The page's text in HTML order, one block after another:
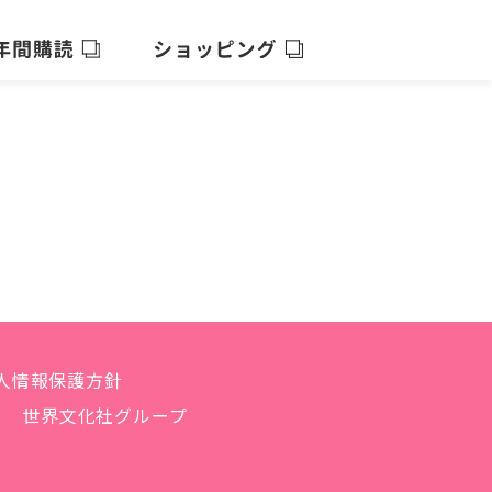
情報保護方針
世界文化社グループ